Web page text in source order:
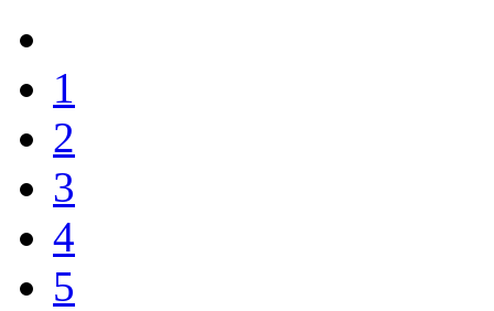
1
2
3
4
5